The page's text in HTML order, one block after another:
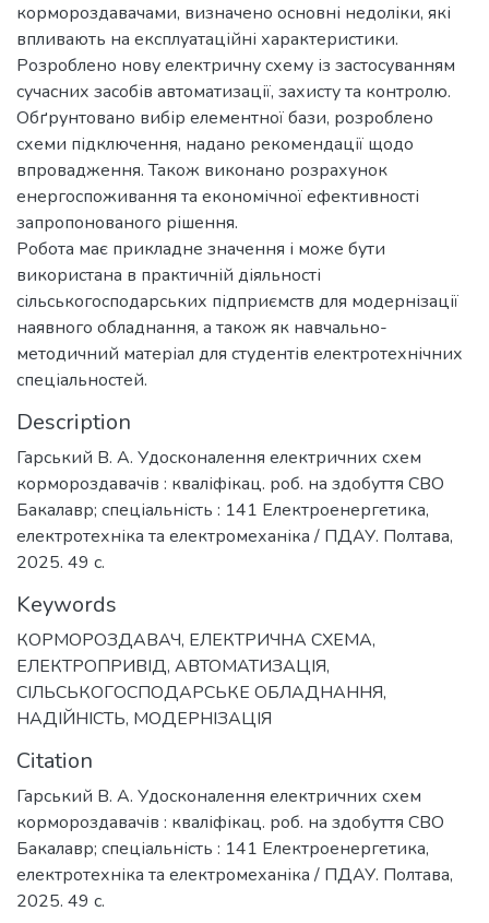
кормороздавачами, визначено основні недоліки, які
впливають на експлуатаційні характеристики.
Розроблено нову електричну схему із застосуванням
сучасних засобів автоматизації, захисту та контролю.
Обґрунтовано вибір елементної бази, розроблено
схеми підключення, надано рекомендації щодо
впровадження. Також виконано розрахунок
енергоспоживання та економічної ефективності
запропонованого рішення.
Робота має прикладне значення і може бути
використана в практичній діяльності
сільськогосподарських підприємств для модернізації
наявного обладнання, а також як навчально-
методичний матеріал для студентів електротехнічних
спеціальностей.
Description
Гарський В. А. Удосконалення електричних схем
кормороздавачів : кваліфікац. роб. на здобуття СВО
Бакалавр; спеціальність : 141 Електроенергетика,
електротехніка та електромеханіка / ПДАУ. Полтава,
2025. 49 с.
Keywords
КОРМОРОЗДАВАЧ, ЕЛЕКТРИЧНА СХЕМА,
ЕЛЕКТРОПРИВІД, АВТОМАТИЗАЦІЯ,
СІЛЬСЬКОГОСПОДАРСЬКЕ ОБЛАДНАННЯ,
НАДІЙНІСТЬ, МОДЕРНІЗАЦІЯ
Citation
Гарський В. А. Удосконалення електричних схем
кормороздавачів : кваліфікац. роб. на здобуття СВО
Бакалавр; спеціальність : 141 Електроенергетика,
електротехніка та електромеханіка / ПДАУ. Полтава,
2025. 49 с.